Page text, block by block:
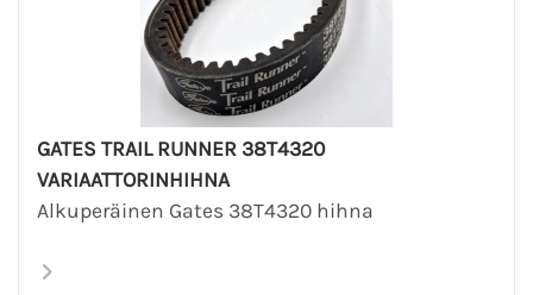
GATES TRAIL RUNNER 38T4320
VARIAATTORINHIHNA
Alkuperäinen Gates 38T4320 hihna